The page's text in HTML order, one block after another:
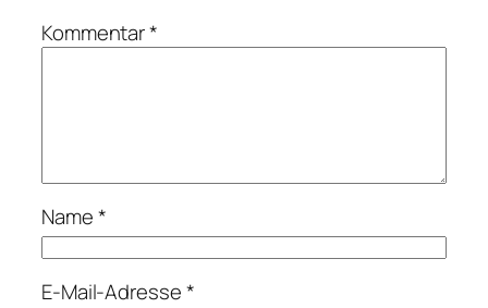
Kommentar*
Name*
E-Mail-Adresse*